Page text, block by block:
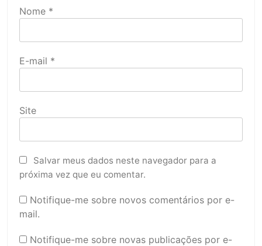
Nome *
E-mail *
Site
Salvar meus dados neste navegador para a
próxima vez que eu comentar.
Notifique-me sobre novos comentários por e-
mail.
Notifique-me sobre novas publicações por e-